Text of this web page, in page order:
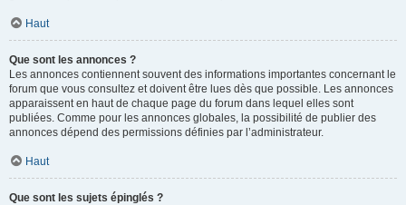
Haut
Que sont les annonces ?
Les annonces contiennent souvent des informations importantes concernant le
forum que vous consultez et doivent être lues dès que possible. Les annonces
apparaissent en haut de chaque page du forum dans lequel elles sont
publiées. Comme pour les annonces globales, la possibilité de publier des
annonces dépend des permissions définies par l’administrateur.
Haut
Que sont les sujets épinglés ?